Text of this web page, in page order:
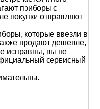
приборы с
покупки отправляют
которые ввезли в
продают дешевле,
исправны, вы не
сервисный